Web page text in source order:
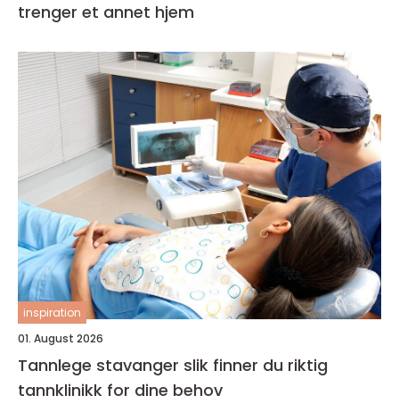
trenger et annet hjem
inspiration
01. August 2026
Tannlege stavanger slik finner du riktig
tannklinikk for dine behov